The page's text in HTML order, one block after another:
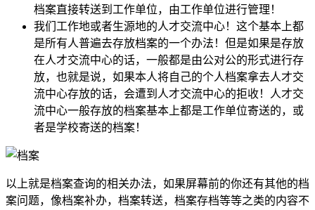
档案直接转送到工作单位，由工作单位进行管理！
我们工作地或者生源地的人才交流中心！这个基本上都
是所有人普遍去存放档案的一个办法！但是如果是存放
在人才交流中心的话，一般都是由公对公的形式进行存
放，也就是说，如果本人将自己的个人档案拿去人才交
流中心存放的话，会遭到人才交流中心的拒收！人才交
流中心一般存放的档案基本上都是工作单位寄送的，或
者是学校寄送的档案！
以上就是档案查询的相关办法，如果屏幕前的你还有其他的档
案问题，像档案补办，档案转送，档案存档等等之类的内容不